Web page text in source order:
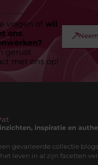
vragen ofwil
ons
gerust
met ons op!
inspiratie en
gevarieerde collectie
het leven in al zijn facetten